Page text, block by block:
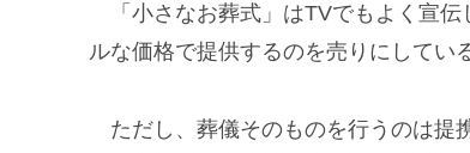
「小さなお葬式」はTVでもよく宣伝
ルな価格で提供するのを売りにしてい
ただし、葬儀そのものを行うのは提